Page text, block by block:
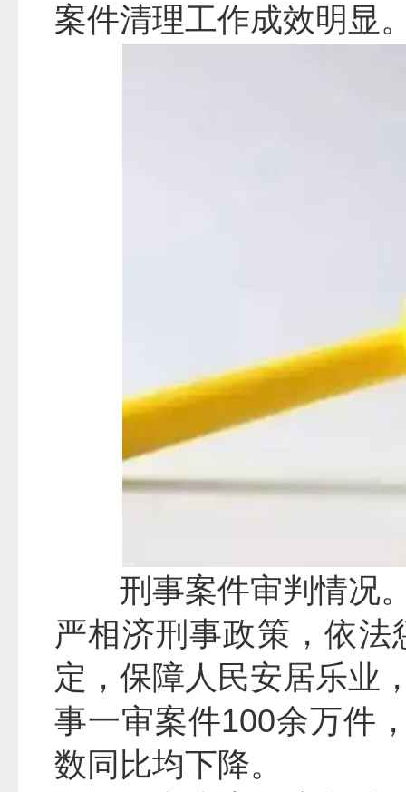
案件清理工作成效明显
刑事案件审判情况
严相济刑事政策，依
定，保障人民安居乐业
事一审案件100余万件
数同比均下降。